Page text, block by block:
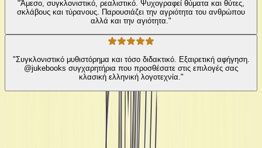
"Άμεσο, συγκλονιστικό, ρεαλιστικό. Ψυχογραφεί θύματα και θύτες,
σκλάβους και τύρανους. Παρουσιάζει την αγριότητα του ανθρώπου
αλλά και την αγιότητα."
"Συγκλονιστικό μυθιστόρημα και τόσο διδακτικό. Εξαιρετική αφήγηση.
@jukebooks συγχαρητήρια που προσθέσατε στις επιλογές σας
κλασική ελληνική λογοτεχνία."
Από την ίδια σειρά